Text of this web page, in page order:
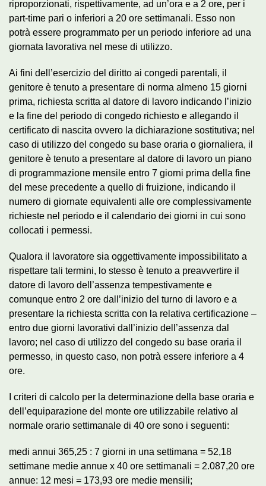
riproporzionati, rispettivamente, ad un’ora e a 2 ore, per i
part-time pari o inferiori a 20 ore settimanali. Esso non
potrà essere programmato per un periodo inferiore ad una
giornata lavorativa nel mese di utilizzo.
Ai fini dell’esercizio del diritto ai congedi parentali, il
genitore è tenuto a presentare di norma almeno 15 giorni
prima, richiesta scritta al datore di lavoro indicando l’inizio
e la fine del periodo di congedo richiesto e allegando il
certificato di nascita ovvero la dichiarazione sostitutiva; nel
caso di utilizzo del congedo su base oraria o giornaliera, il
genitore è tenuto a presentare al datore di lavoro un piano
di programmazione mensile entro 7 giorni prima della fine
del mese precedente a quello di fruizione, indicando il
numero di giornate equivalenti alle ore complessivamente
richieste nel periodo e il calendario dei giorni in cui sono
collocati i permessi.
Qualora il lavoratore sia oggettivamente impossibilitato a
rispettare tali termini, lo stesso è tenuto a preavvertire il
datore di lavoro dell’assenza tempestivamente e
comunque entro 2 ore dall’inizio del turno di lavoro e a
presentare la richiesta scritta con la relativa certificazione –
entro due giorni lavorativi dall’inizio dell’assenza dal
lavoro; nel caso di utilizzo del congedo su base oraria il
permesso, in questo caso, non potrà essere inferiore a 4
ore.
I criteri di calcolo per la determinazione della base oraria e
dell’equiparazione del monte ore utilizzabile relativo al
normale orario settimanale di 40 ore sono i seguenti:
medi annui 365,25 : 7 giorni in una settimana = 52,18
settimane medie annue x 40 ore settimanali = 2.087,20 ore
annue: 12 mesi = 173,93 ore medie mensili;